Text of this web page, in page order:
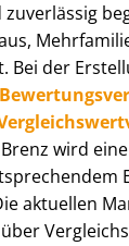
Bei der
wird
aktuellen